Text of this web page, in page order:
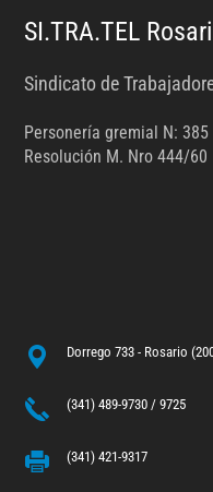
SI.TRA.TEL
Sindicato de
Personería gremial N: 385
Resolución M. Nro 444/60
Dorrego 733 - Rosario
(341) 489-9730 / 9725
(341) 421-9317